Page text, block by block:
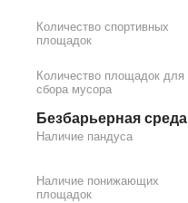
Количество спортивных
площадок
Количество площадок для
сбора мусора
Безбарьерная среда
Наличие пандуса
Наличие понижающих
площадок